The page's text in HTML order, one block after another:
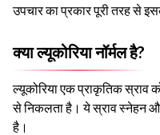
उपचार का प्रकार पूरी तरह से
क्या ल्यूकोरिया नॉर्मल है?
ल्यूकोरिया एक प्राकृतिक स्राव
से निकलता है। ये स्राव स्नेहन
है।